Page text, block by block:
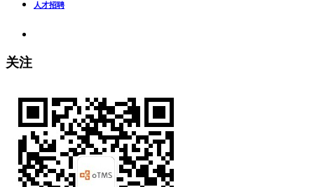
人才招聘
关注